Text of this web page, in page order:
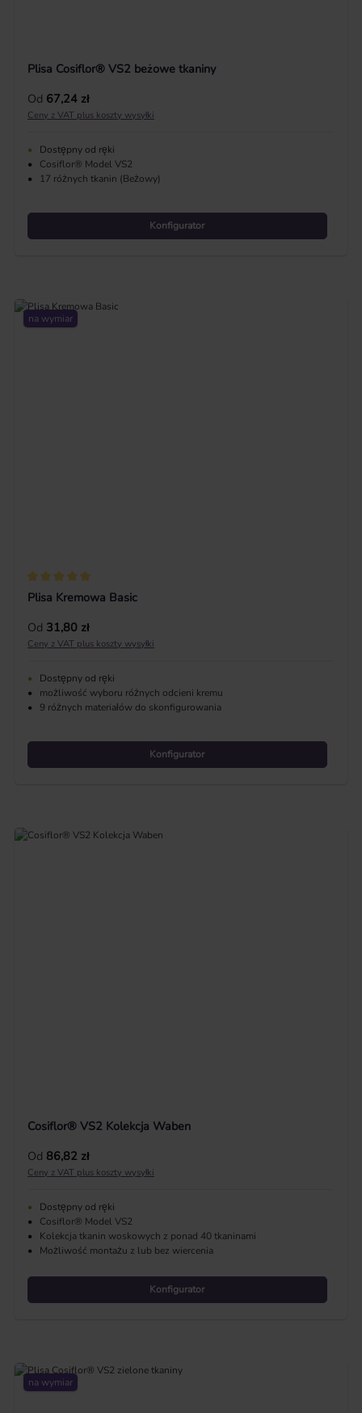
Plisa Cosiflor® VS2 beżowe tkaniny
Cena regularna:
Od 67,24 zł
Ceny z VAT plus koszty wysyłki
•
Dostępny od ręki
•
Cosiflor® Model VS2
•
17 różnych tkanin (Beżowy)
Konfigurator
na wymiar
Średnia ocena 5 z 5 gwiazdek
Plisa Kremowa Basic
Cena regularna:
Od 31,80 zł
Ceny z VAT plus koszty wysyłki
•
Dostępny od ręki
•
możliwość wyboru różnych odcieni kremu
•
9 różnych materiałów do skonfigurowania
Konfigurator
Cosiflor® VS2 Kolekcja Waben
Cena regularna:
Od 86,82 zł
Ceny z VAT plus koszty wysyłki
•
Dostępny od ręki
•
Cosiflor® Model VS2
•
Kolekcja tkanin woskowych z ponad 40 tkaninami
•
Możliwość montażu z lub bez wiercenia
Konfigurator
na wymiar